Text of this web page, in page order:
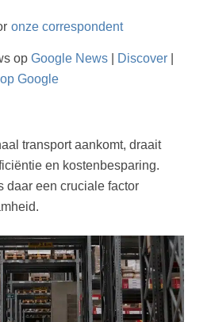
onze correspondent
op Google News| Discover|
Google
transport aankomt, draait
en kostenbesparing.
daar een cruciale factor